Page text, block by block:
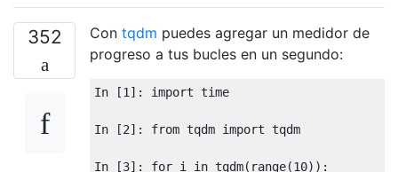
352 Con tqdm puedes agregar un medidor de
progreso a tus bucles en un segundo:
In [1 ]: import time
In [2]: from tqdm import tqdm
In [3]: for i in tqdm( range(10)):